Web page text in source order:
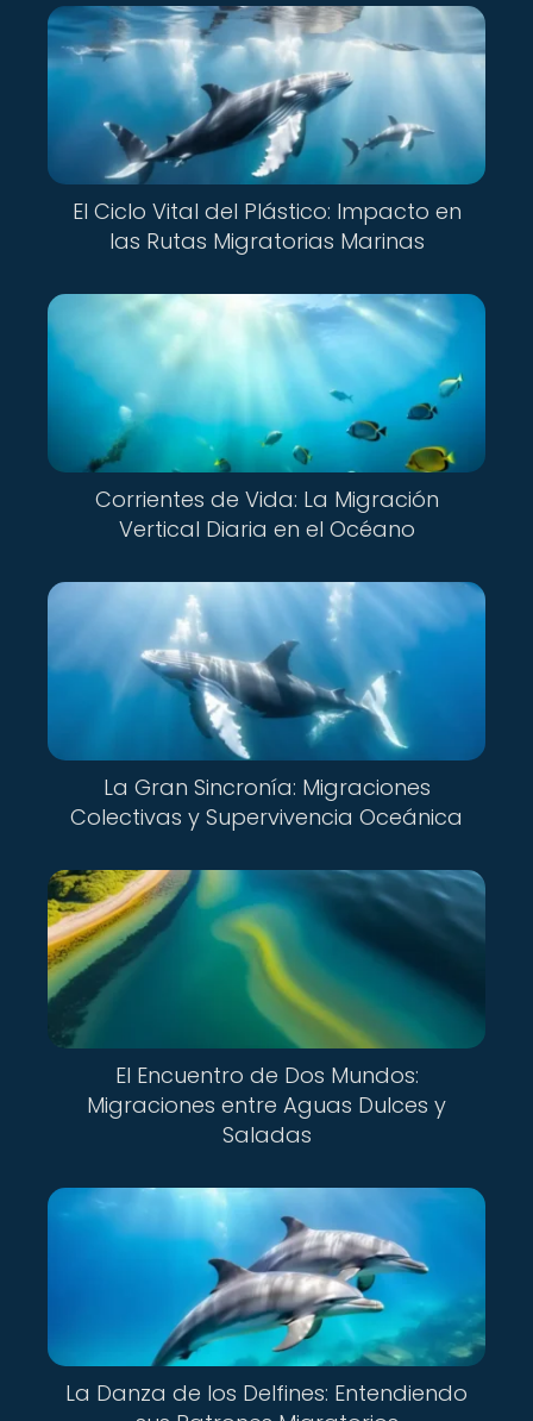
El Ciclo Vital del Plástico: Impacto en
las Rutas Migratorias Marinas
Corrientes de Vida: La Migración
Vertical Diaria en el Océano
La Gran Sincronía: Migraciones
Colectivas y Supervivencia Oceánica
El Encuentro de Dos Mundos:
Migraciones entre Aguas Dulces y
Saladas
La Danza de los Delfines: Entendiendo